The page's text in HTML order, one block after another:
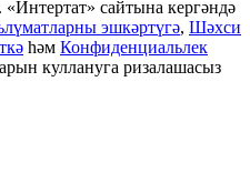
сайтына кергәндә
эшкәртүгә, Шәхси
һәм Конфиденциальлек
куллануга ризалашасыз